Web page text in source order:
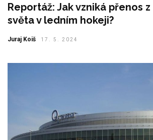
Reportáž: Jak vzniká přenos
světa v ledním hokeji?
Juraj Koiš 17. 5. 2024